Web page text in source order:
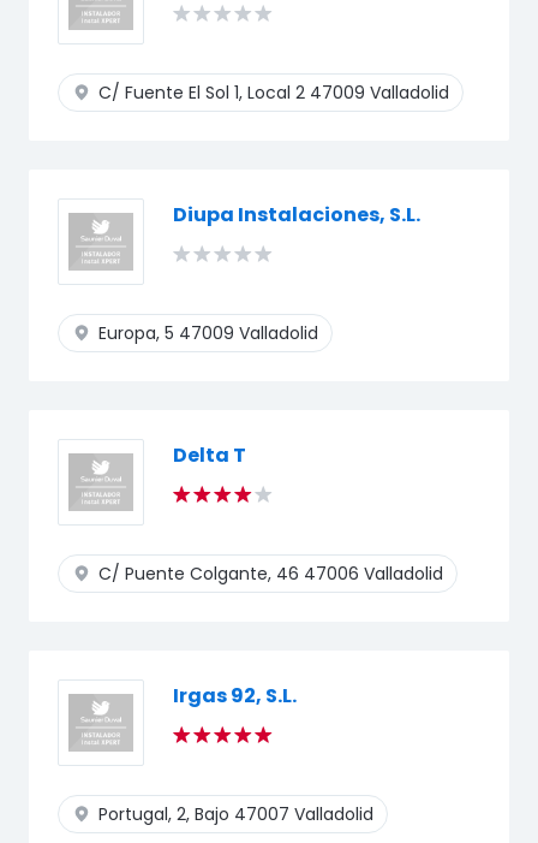
C/ Fuente El Sol 1, Local 2 47009 Valladolid
Diupa Instalaciones, S.L.
Europa, 5 47009 Valladolid
Delta T
C/ Puente Colgante, 46 47006 Valladolid
Irgas 92, S.L.
Portugal, 2, Bajo 47007 Valladolid